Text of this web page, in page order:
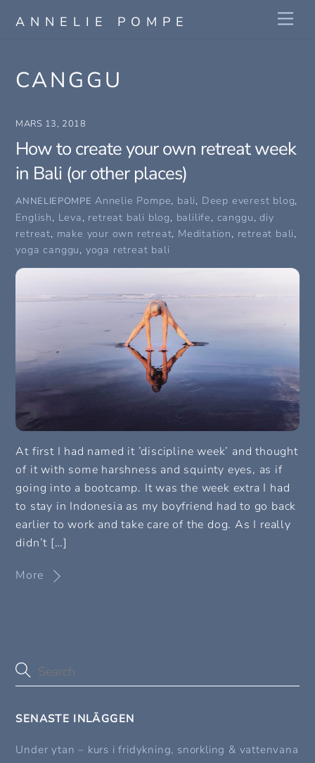
ANNELIE POMPE
CANGGU
MARS 13, 2018
How to create your own retreat week
in Bali (or other places)
ANNELIEPOMPE Annelie Pompe, bali, Deep everest blog,
English, Leva, retreat bali blog, balilife, canggu,diy
retreat, make your own retreat, Meditation, retreat bali,
yoga canggu, yoga retreat bali
At first I had named it ’discipline week’ and thought
of it with some harshness and squinty eyes, as if
going into a bootcamp. It was the week extra I had
to stay in Indonesia as my boyfriend had to go back
earlier to work and take care of the dog. As I really
didn’t […]
More
SENASTE INLÄGGEN
Under ytan – kurs i fridykning, snorkling & vattenvana